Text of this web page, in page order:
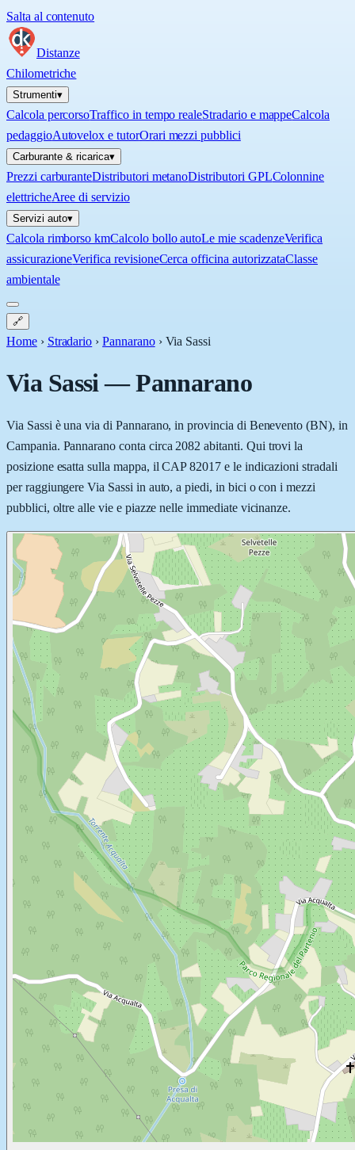
Salta al contenuto
Distanze
Chilometriche
Strumenti▾
Calcola percorsoTraffico in tempo realeStradario e mappeCalcola
pedaggioAutovelox e tutorOrari mezzi pubblici
Carburante & ricarica▾
Prezzi carburanteDistributori metanoDistributori GPLColonnine
elettricheAree di servizio
Servizi auto▾
Calcola rimborso kmCalcolo bollo autoLe mie scadenzeVerifica
assicurazioneVerifica revisioneCerca officina autorizzataClasse
ambientale
🔗
Home › Stradario › Pannarano › Via Sassi
Via Sassi—Pannarano
Via Sassi è una via di Pannarano, in provincia di Benevento (BN), in
Campania. Pannarano conta circa 2082 abitanti. Qui trovi la
posizione esatta sulla mappa, il CAP 82017 e le indicazioni stradali
per raggiungere Via Sassi in auto, a piedi, in bici o con i mezzi
pubblici, oltre alle vie e piazze nelle immediate vicinanze.